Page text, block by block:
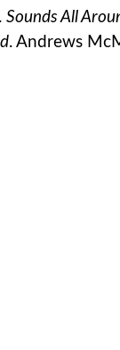
Sounds All
. Andrews